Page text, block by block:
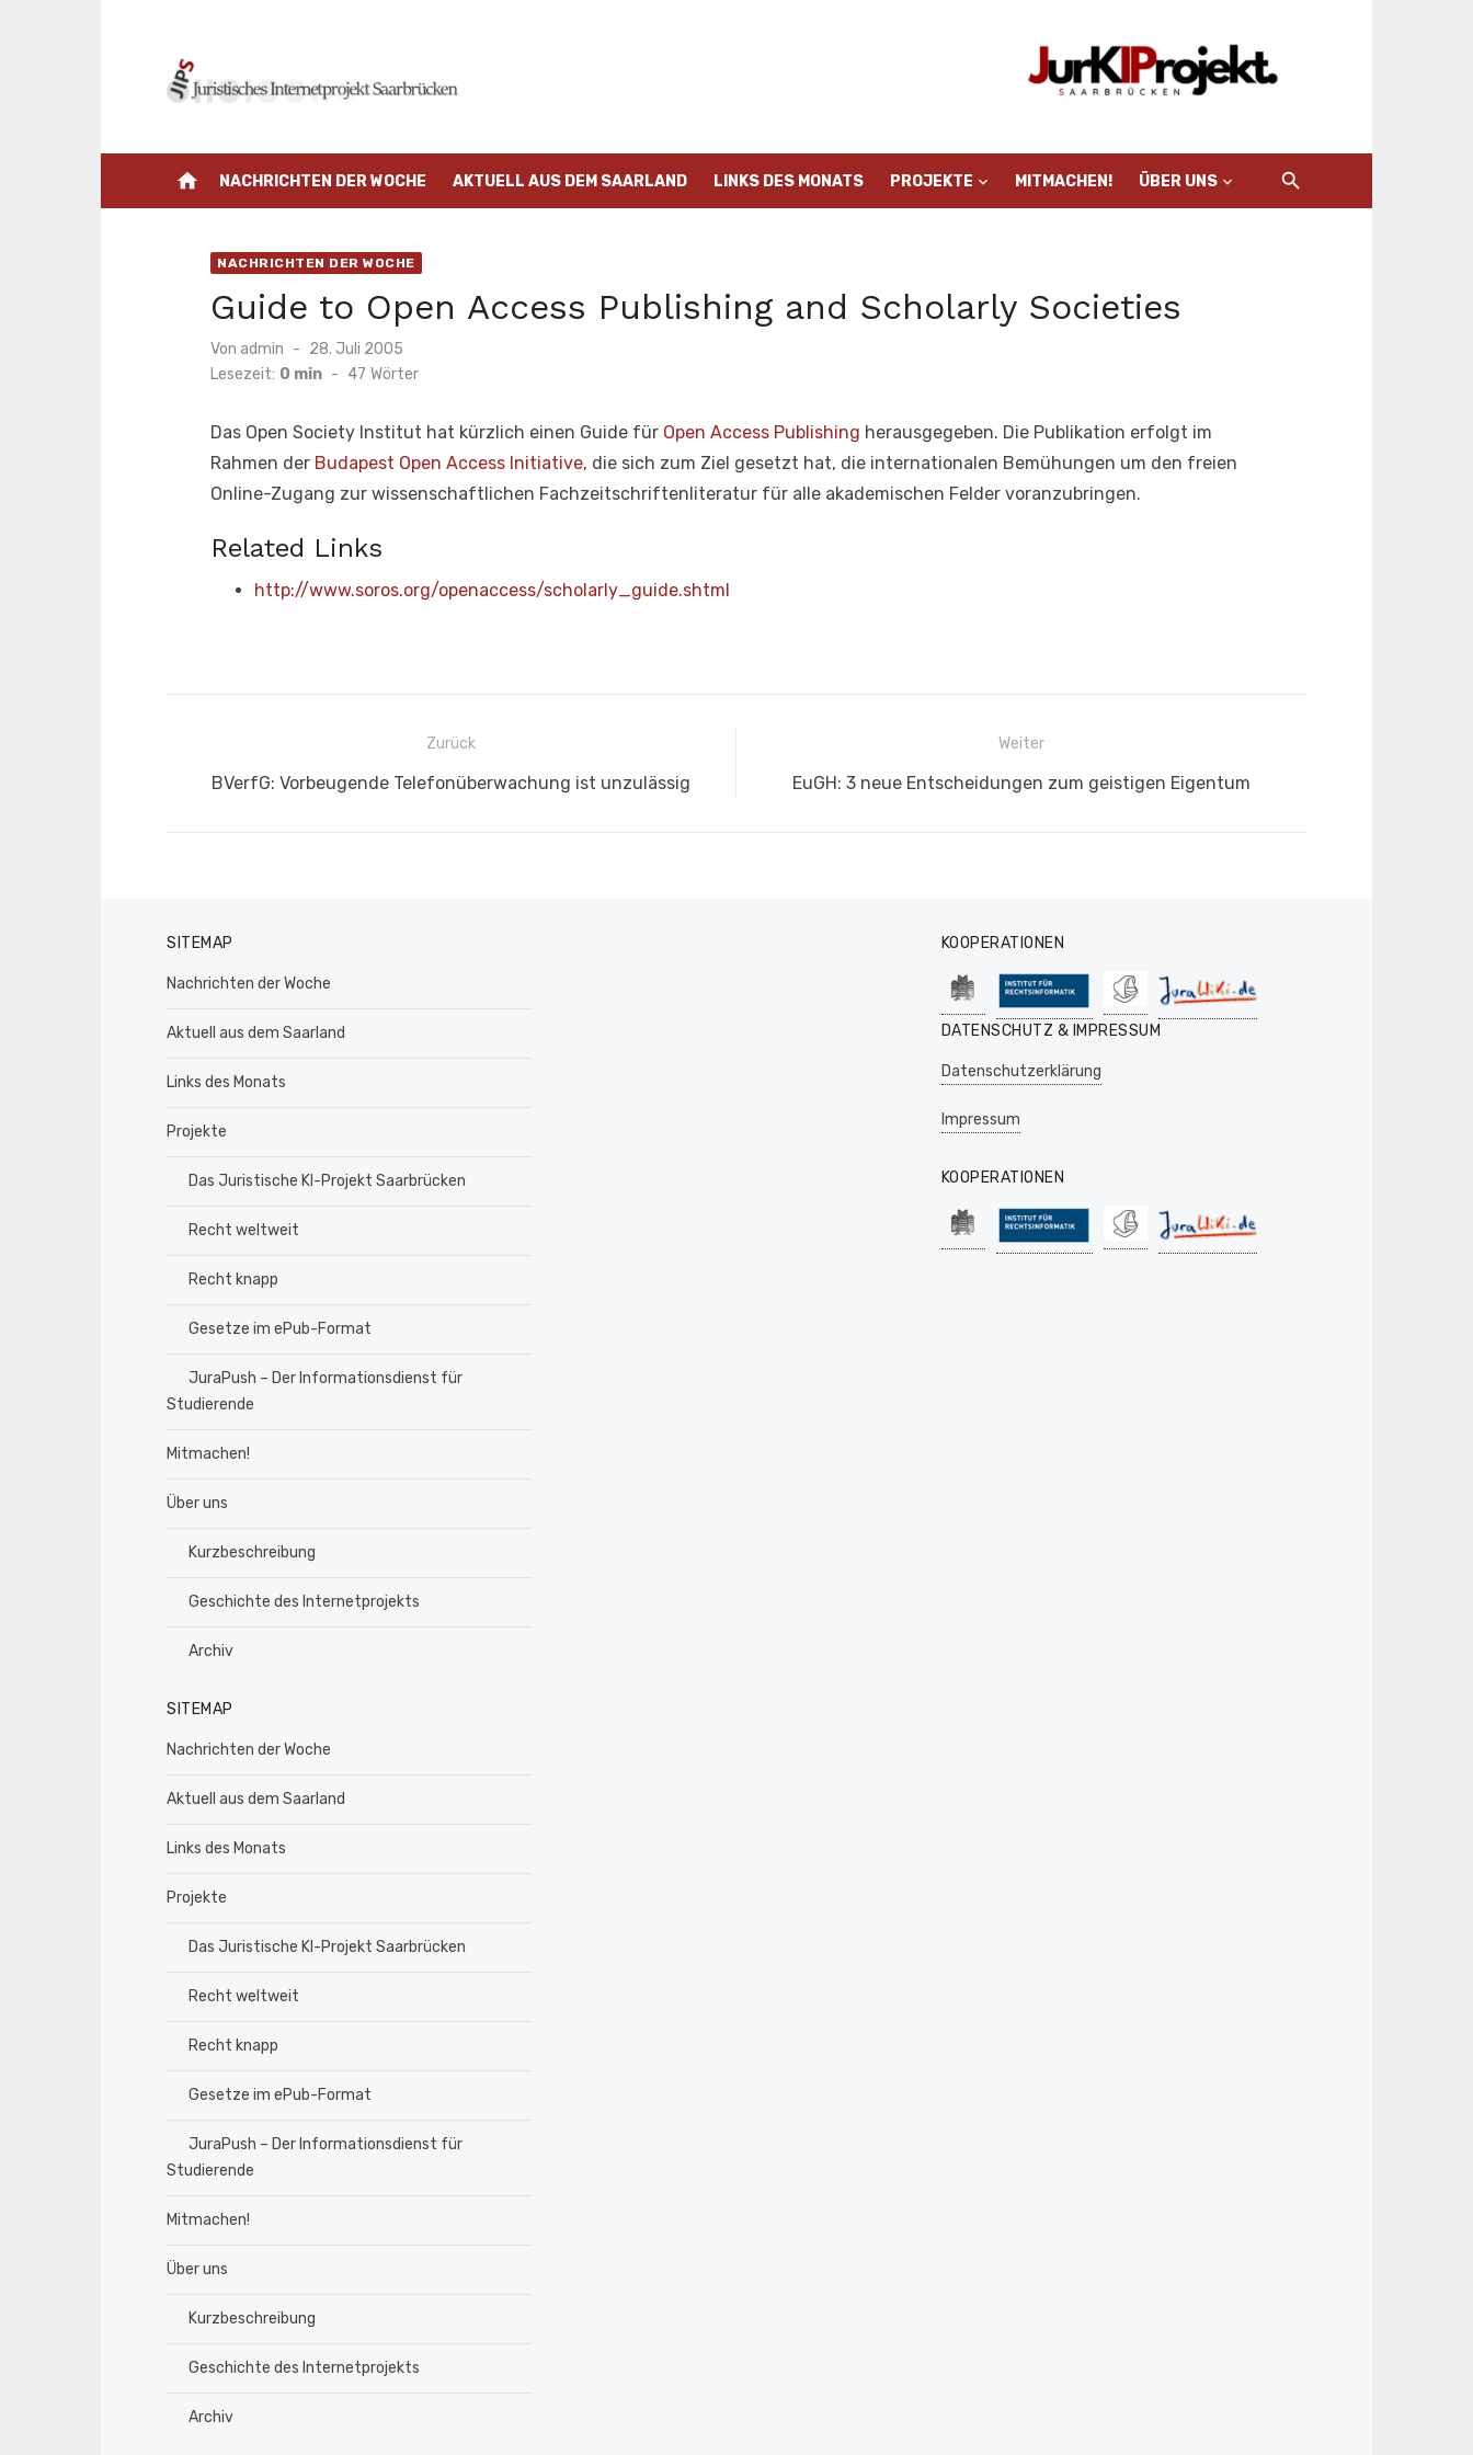
home NACHRICHTEN DER WOCHE AKTUELL AUS DEM SAARLAND LINKS DES MONATS PROJEKTE MITMACHEN! ÜBER UNS
NACHRICHTEN DER WOCHE
Guide to Open Access Publishing and Scholarly Societies
Von admin
Veröffentlicht
am
28. Juli 2005
Lesezeit: 0 min - 47 Wörter
Das Open Society Institut hat kürzlich einen Guide für Open Access Publishing herausgegeben. Die Publikation erfolgt im
Rahmen der Budapest Open Access Initiative, die sich zum Ziel gesetzt hat, die internationalen Bemühungen um den freien
Online-Zugang zur wissenschaftlichen Fachzeitschriftenliteratur für alle akademischen Felder voranzubringen.
Related Links
http://www.soros.org/openaccess/scholarly_guide.shtml
BeitragsnavigationZurück
Vorheriger
BVerfG: Vorbeugende Telefonüberwachung ist unzulässig
Weiter
Nächster
EuGH: 3 neue Entscheidungen zum geistigen Eigentum
SITEMAP
Nachrichten der Woche
Aktuell aus dem Saarland
Links des Monats
Projekte
Das Juristische KI-Projekt Saarbrücken
Recht weltweit
Recht knapp
Gesetze im ePub-Format
JuraPush – Der Informationsdienst für
Studierende
Mitmachen!
Über uns
Kurzbeschreibung
Geschichte des Internetprojekts
Archiv
SITEMAP
Nachrichten der Woche
Aktuell aus dem Saarland
Links des Monats
Projekte
Das Juristische KI-Projekt Saarbrücken
Recht weltweit
Recht knapp
Gesetze im ePub-Format
JuraPush – Der Informationsdienst für
Studierende
Mitmachen!
Über uns
Kurzbeschreibung
Geschichte des Internetprojekts
Archiv
KOOPERATIONEN
DATENSCHUTZ & IMPRESSUM
Datenschutzerklärung
Impressum
KOOPERATIONEN